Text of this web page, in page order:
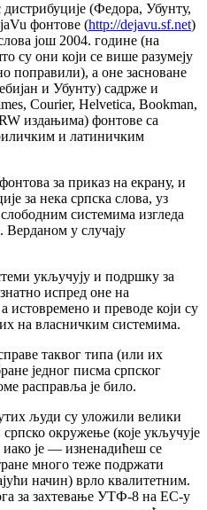
(Федора, Убунту,
фонтове (http://dejavu.sf.net)
још 2004. године (на
су они који се више разумеју
поправили), а оне засноване
и Убунту) садрже и
Courier, Helvetica, Bookman,
издањима) фонтове са
и латиничким
за приказ на екрану, и
за нека српска слова, уз
системима изгледа
Верданом у случају
укључују и подршку за
знатно испред оне на
истовремено и преводе који су
на власничким системима.
таквог типа (или их
једног писма српског
расправља је било.
људи су уложили велики
окружење (које укључује
је — изненадићеш се
много теже подржати
начин) врло квалитетним.
за захтевање УТФ-8 на ЕС-у